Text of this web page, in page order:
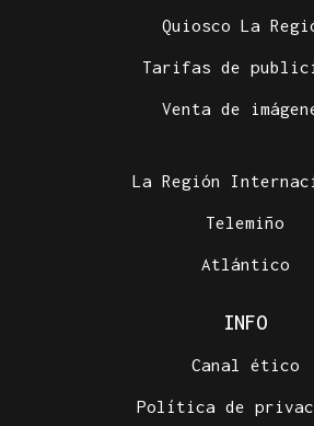
Quiosco La
Tarifas de
Venta de
La Región
Telemiño
Atlántico
INFO
Canal ético
Política de